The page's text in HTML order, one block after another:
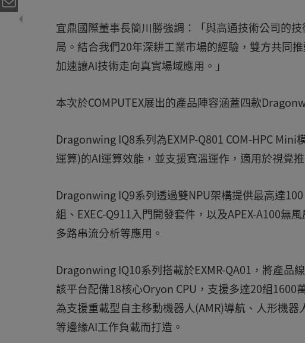
宜鼎國際董事長簡川勝強調：「與高通技術公司的
局。結合我們20年深耕工業市場的經驗，雙方共同
加速讓AI技術走向真實場域應用。」
本次於COMPUTEX展出的產品陣容涵蓋四款
Dragonwing IQ8系列為EXMP-Q801 COM-HPC
運算)的AI運算效能，並支援寬溫運作，適用於視覺
Dragonwing IQ9系列透過雙NPU架構提供最高達
組、EXEC-Q911入門開發套件，以及APEX-A100無
多路串流分析等應用。
Dragonwing IQ10系列搭載於EXMR-QA01，將產品
該平台配備18核心Oryon CPU，支援多達20組
為支援重載型自主移動機器人(AMR)導航、人形機
等邊緣AI工作負載而打造。